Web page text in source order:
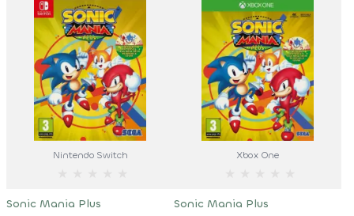
Nintendo Switch
Sonic Mania Plus
Xbox One
Sonic Mania Plus